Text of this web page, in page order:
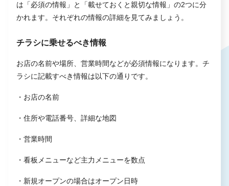
は「必須の情報」と「載せておくと親切な情報」の2つに分
かれます。それぞれの情報の詳細を見てみましょう。
チラシに乗せるべき情報
お店の名前や場所、営業時間などが必須情報になります。チ
ラシに記載すべき情報は以下の通りです。
・お店の名前
・住所や電話番号、詳細な地図
・営業時間
・看板メニューなど主力メニューを数点
・新規オープンの場合はオープン日時